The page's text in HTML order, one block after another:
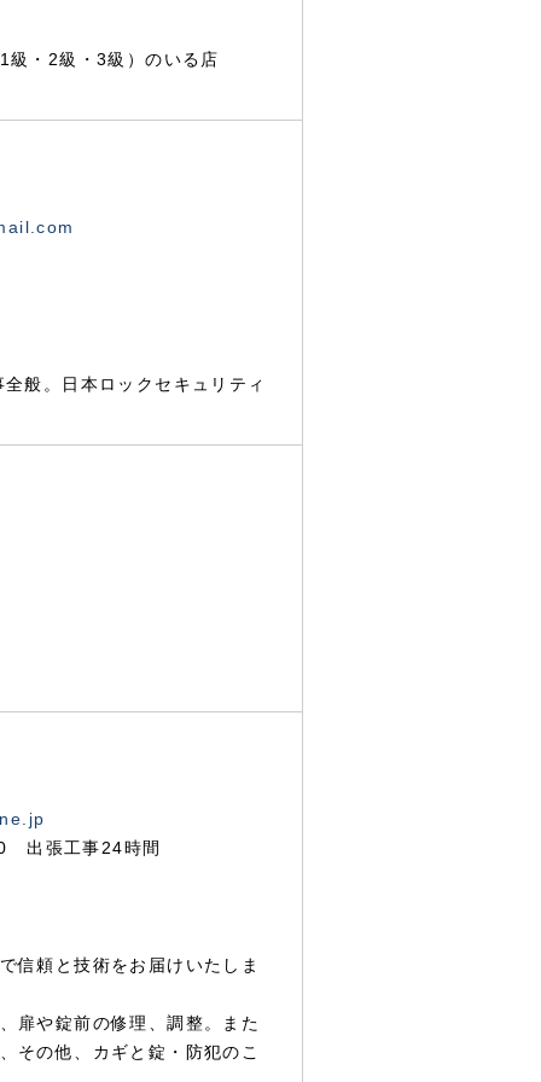
・2級・3級）のいる店
般。日本ロックセキュリティ
出張工事24時間
信頼と技術をお届けいたしま
扉や錠前の修理、調整。また
その他、カギと錠・防犯のこ